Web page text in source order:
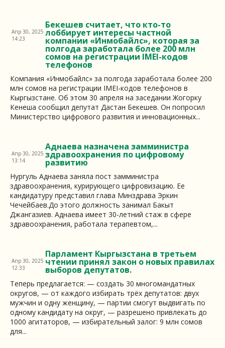
Бекешев считает, что кто-то
лоббирует интересы частной
компании «Инмобайлс», которая за
полгода заработала более 200 млн
сомов на регистрации IMEI-кодов
телефонов
Апр 30, 2025
14:23
Компания «Инмобайлс» за полгода заработала более 200
млн сомов на регистрации IMEI-кодов телефонов в
Кыргызстане. Об этом 30 апреля на заседании Жогорку
Кенеша сообщил депутат Дастан Бекешев. Он попросил
Министерство цифрового развития и инновационных...
Аднаева назначена замминистра
здравоохранения по цифровому
развитию
Апр 30, 2025
13:14
Нургуль Аднаева заняла пост замминистра
здравоохранения, курирующего цифровизацию. Ее
кандидатуру представил глава Минздрава Эркин
Чечейбаев.До этого должность занимал Бакыт
Джангазиев. Аднаева имеет 30-летний стаж в сфере
здравоохранения, работала терапевтом,...
Парламент Кыргызстана в третьем
чтении принял закон о новых правилах
выборов депутатов.
Апр 30, 2025
12:33
Теперь предлагается: — создать 30 многомандатных
округов, — от каждого избирать трёх депутатов: двух
мужчин и одну женщину, — партии смогут выдвигать по
одному кандидату на округ, — разрешено привлекать до
1000 агитаторов, — избирательный залог: 9 млн сомов
для...